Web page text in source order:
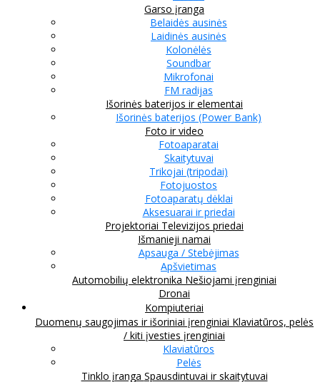
Garso įranga
Belaidės ausinės
Laidinės ausinės
Kolonėlės
Soundbar
Mikrofonai
FM radijas
Išorinės baterijos ir elementai
Išorinės baterijos (Power Bank)
Foto ir video
Fotoaparatai
Skaitytuvai
Trikojai (tripodai)
Fotojuostos
Fotoaparatų dėklai
Aksesuarai ir priedai
Projektoriai Televizijos priedai
Išmanieji namai
Apsauga / Stebėjimas
Apšvietimas
Automobilių elektronika Nešiojami įrenginiai
Dronai
Kompiuteriai
Duomenų saugojimas ir išoriniai įrenginiai Klaviatūros, pelės
/ kiti įvesties įrenginiai
Klaviatūros
Pelės
Tinklo įranga Spausdintuvai ir skaitytuvai